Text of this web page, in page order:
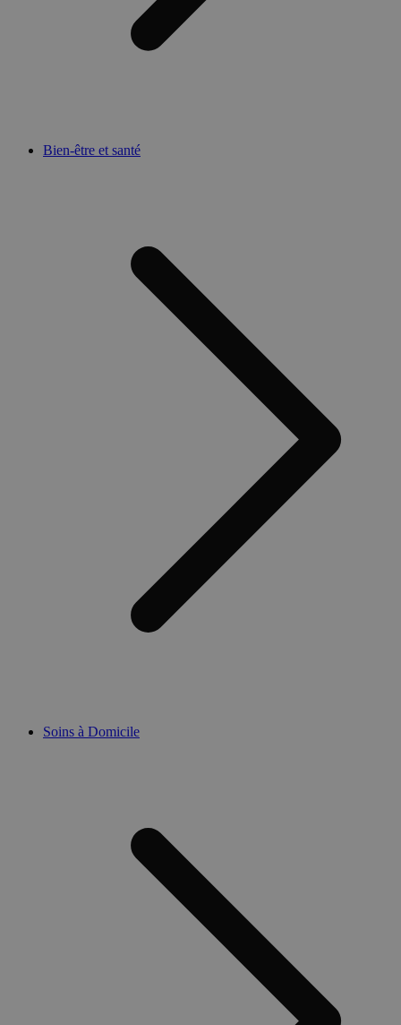
Bien-être et santé
Soins à Domicile